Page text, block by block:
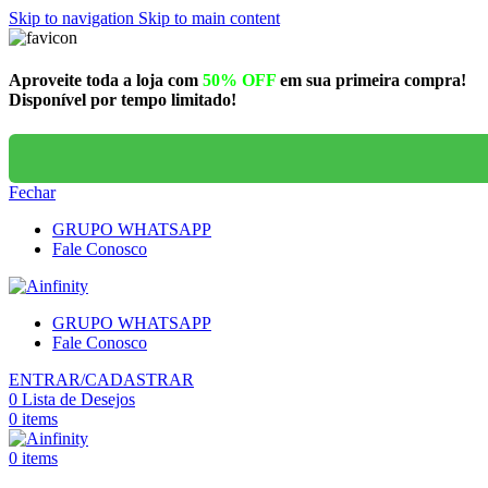
Skip to navigation Skip to main content
Aproveite toda a loja com 50% OFF em sua primeira compra!
Disponível por tempo limitado!
Fechar
GRUPO WHATSAPP
Fale Conosco
GRUPO WHATSAPP
Fale Conosco
ENTRAR/CADASTRAR
0 Lista de Desejos
0 items
0 items